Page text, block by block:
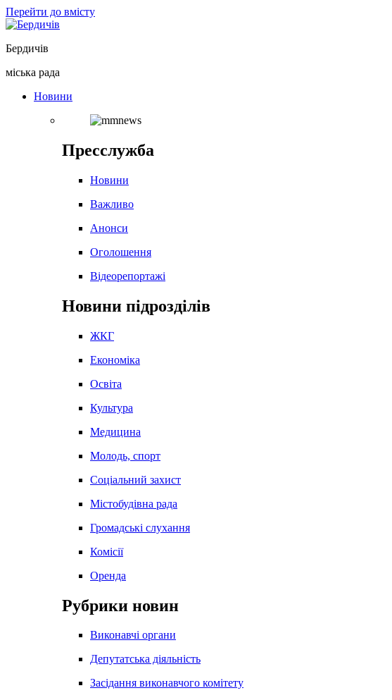
Перейти до вмісту
Бердичів
міська рада
Новини
Пресслужба
Новини
Важливо
Анонси
Оголошення
Відеорепортажі
Новини підрозділів
ЖКГ
Економіка
Освіта
Культура
Медицина
Молодь, спорт
Соціальний захист
Містобудівна рада
Громадські слухання
Комісії
Оренда
Рубрики новин
Виконавчі органи
Депутатська діяльність
Засідання виконавчого комітету